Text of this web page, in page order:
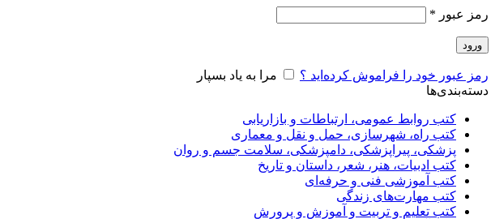
رمز عبور *
ورود
رمز عبور خود را فراموش کرده‌اید ؟
مرا به یاد بسپار
دسته‌بندی‌ها
کتب روابط عمومی، ارتباطات و بازاریابی
کتب راه، شهرسازی، حمل و نقل و معماری
پزشکی، پیراپزشکی، دامپزشکی، سلامت جسم و روان
کتب ادبیات، هنر، شعر، داستان و تاریخ
کتب آموزشی فنی و حرفه‌ای
کتب مهارت‌های زندگی
کتب تعلیم و تربیت و آموزش و پرورش